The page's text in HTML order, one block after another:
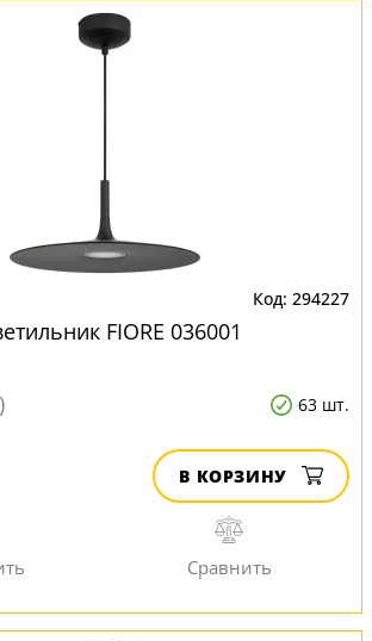
294227
FIORE 036001
63 шт.
В КОРЗИНУ